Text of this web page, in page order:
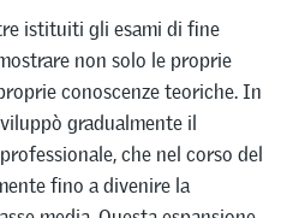
istituiti gli esami di fine
non solo le proprie
conoscenze teoriche. In
gradualmente il
che nel corso del
fino a divenire la